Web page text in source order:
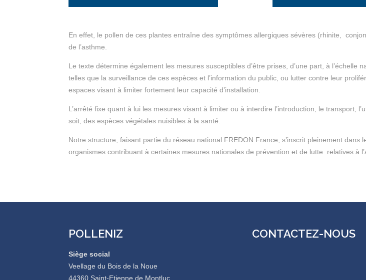
En effet, le pollen de ces plantes entraîne des symptômes allergiques sévères (rhinite,
de l’asthme.
Le texte détermine également les mesures susceptibles d’être prises, d’une part, à l’échelle
telles que la surveillance de ces espèces et l’information du public, ou lutter contre leur
espaces visant à limiter fortement leur capacité d’installation.
L’arrêté fixe quant à lui les mesures visant à limiter ou à interdire l’introduction, le transport,
soit, des espèces végétales nuisibles à la santé.
Notre structure, faisant partie du réseau national FREDON France, s’inscrit pleinement
organismes contribuant à certaines mesures nationales de prévention et de lutte relatives à
POLLENIZ
Siège social
Veellage du Bois de la Noue
44360 Saint-Etienne de Montluc
CONTACTEZ-NOUS